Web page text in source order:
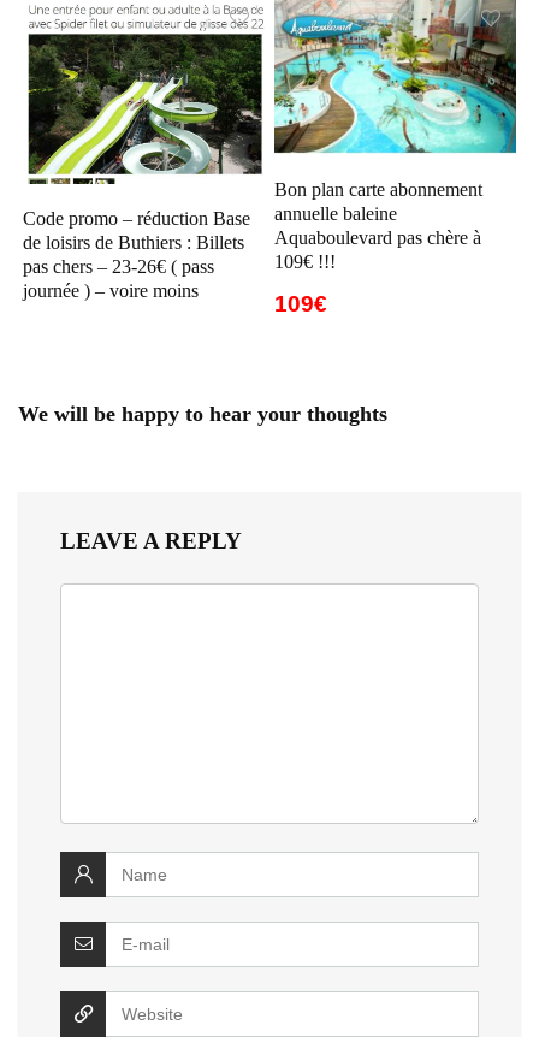
Code promo – réduction Base
de loisirs de Buthiers : Billets
pas chers – 23-26€ ( pass
journée ) – voire moins
Bon plan carte abonnement
annuelle baleine
Aquaboulevard pas chère à
109€ !!!
109€
We will be happy to hear your thoughts
LEAVE A REPLY